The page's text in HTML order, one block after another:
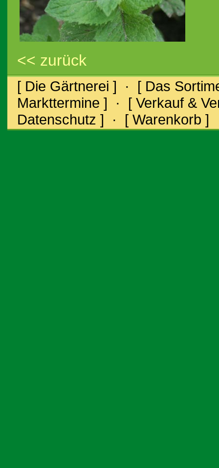
<< zurück
[ Die Gärtnerei ] · [ Das
Markttermine ] · [ Verkauf &
Datenschutz ] · [ Warenkorb ]